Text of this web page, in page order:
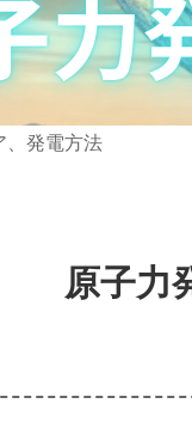
、発電方法
原子力